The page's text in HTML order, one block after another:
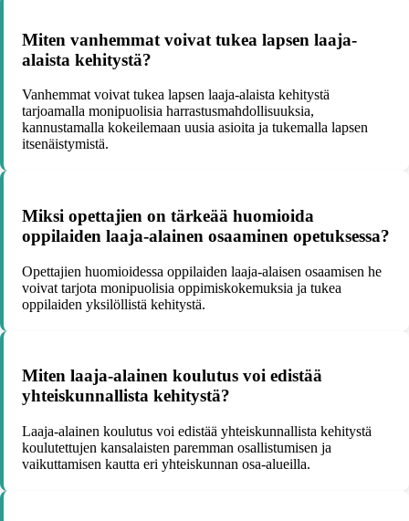
Miten vanhemmat voivat tukea lapsen laaja-
alaista kehitystä?
Vanhemmat voivat tukea lapsen laaja-alaista kehitystä
tarjoamalla monipuolisia harrastusmahdollisuuksia,
kannustamalla kokeilemaan uusia asioita ja tukemalla lapsen
itsenäistymistä.
Miksi opettajien on tärkeää huomioida
oppilaiden laaja-alainen osaaminen opetuksessa?
Opettajien huomioidessa oppilaiden laaja-alaisen osaamisen he
voivat tarjota monipuolisia oppimiskokemuksia ja tukea
oppilaiden yksilöllistä kehitystä.
Miten laaja-alainen koulutus voi edistää
yhteiskunnallista kehitystä?
Laaja-alainen koulutus voi edistää yhteiskunnallista kehitystä
koulutettujen kansalaisten paremman osallistumisen ja
vaikuttamisen kautta eri yhteiskunnan osa-alueilla.